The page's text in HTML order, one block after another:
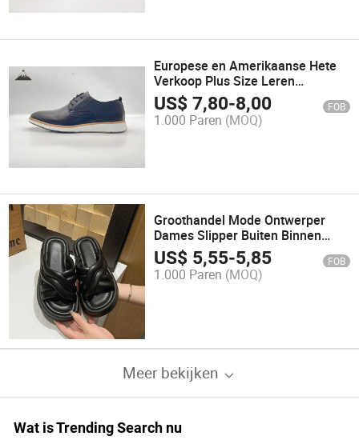
Europese en Amerikaanse Hete
Verkoop Plus Size Leren
Schoenen voor Mannen
US$7,80-8,00 FOB
1.000 Paren (MOQ)
Groothandel Mode Ontwerper
Dames Slipper Buiten Binnen
Comfort Wandel Schoenen
US$ 5,55-5,85 FOB
1.000 Paren (MOQ)
Meer bekijken
Wat is Trending Search nu